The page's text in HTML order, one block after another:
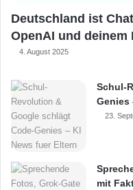
Deutschland ist
OpenAI und deinem
4. August 2025
Schul-
Genies
23.
mit